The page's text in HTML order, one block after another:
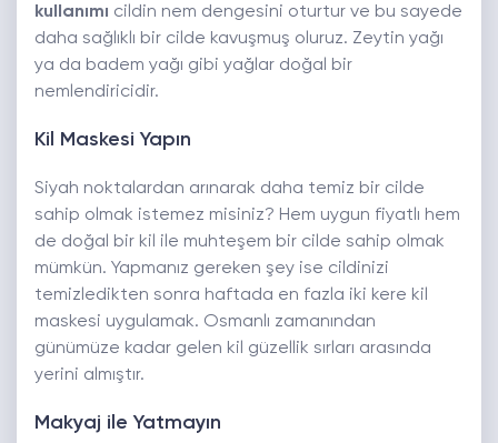
kullanımı cildin nem dengesini oturtur ve bu sayede
daha sağlıklı bir cilde kavuşmuş oluruz. Zeytin yağı
ya da badem yağı gibi yağlar doğal bir
nemlendiricidir.
Kil Maskesi Yapın
Siyah noktalardan arınarak daha temiz bir cilde
sahip olmak istemez misiniz? Hem uygun fiyatlı hem
de doğal bir kil ile muhteşem bir cilde sahip olmak
mümkün. Yapmanız gereken şey ise cildinizi
temizledikten sonra haftada en fazla iki kere kil
maskesi uygulamak. Osmanlı zamanından
günümüze kadar gelen kil güzellik sırları arasında
yerini almıştır.
Makyaj ile Yatmayın